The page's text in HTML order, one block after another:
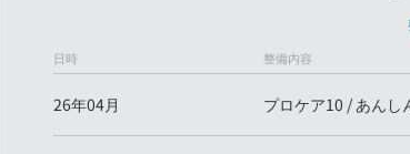
日時 整備内容
26年04月 プロケア10 / あんし